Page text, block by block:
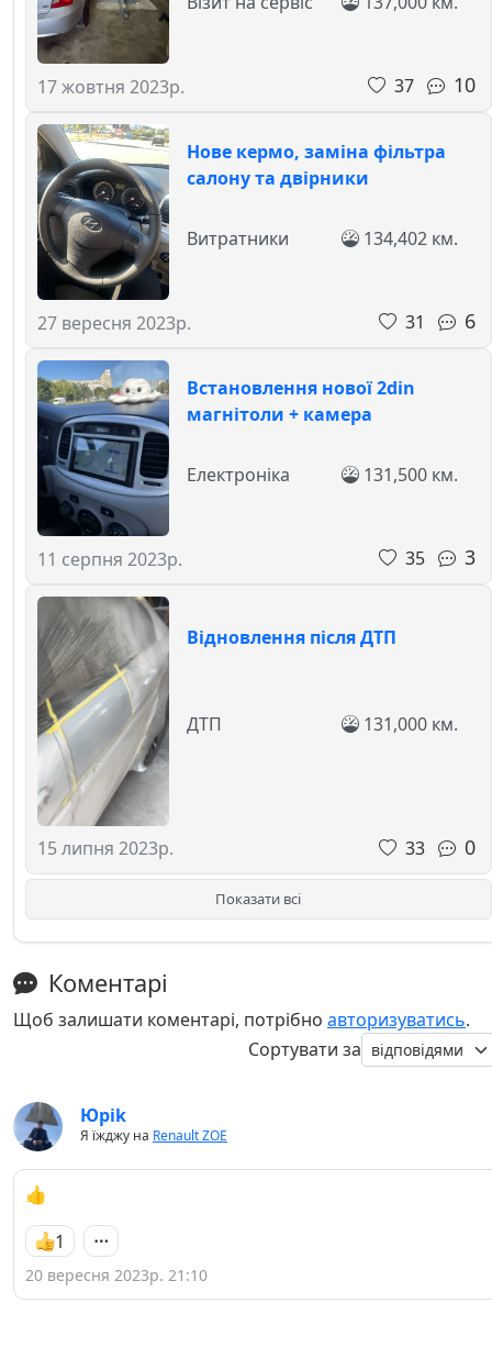
17 жовтня 2023р. 37 10
Нове кермо, заміна фільтра
салону та двірники
27 вересня 2023р.
Витратники 134,402 км.
31 6
Встановлення нової 2din
магнітоли + камера
11 серпня 2023р.
Електроніка 131,500 км.
35 3
Відновлення після ДТП
15 липня 2023р.
ДТП 131,000 км.
33 0
Показати всі
Коментарі
Щоб залишати коментарі, потрібно авторизуватись.
Сортувати за
Юріk
Я їжджу на Renault ZOE
👍
1
20 вересня 2023р. 21:10